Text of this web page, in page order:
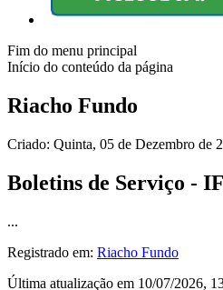
Fim do menu principal
Início do conteúdo da página
Riacho Fundo
Criado: Quinta, 05 de Dezembro de
Boletins de Serviço -
...
Registrado em: Riacho Fundo
Última atualização em 10/07/2026,